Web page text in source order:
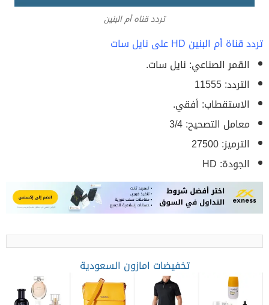
تردد قناه أم البنين
تردد قناة أم البنين HD على نايل سات
القمر الصناعي: نايل سات.
التردد: 11555
الاستقطاب: أفقي.
معامل التصحيح: 3/4
الترميز: 27500
الجودة: HD
تخفيضات امازون السعودية